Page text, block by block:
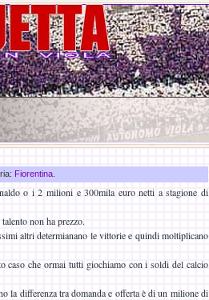
Fiorentina
o i 2 milioni e 300mila euro netti a stagione di
non ha prezzo.
altri determianano le vittorie e quindi moltiplicano
caso che ormai tutti giochiamo con i soldi del calcio
la differenza tra domanda e offerta è di un milione di